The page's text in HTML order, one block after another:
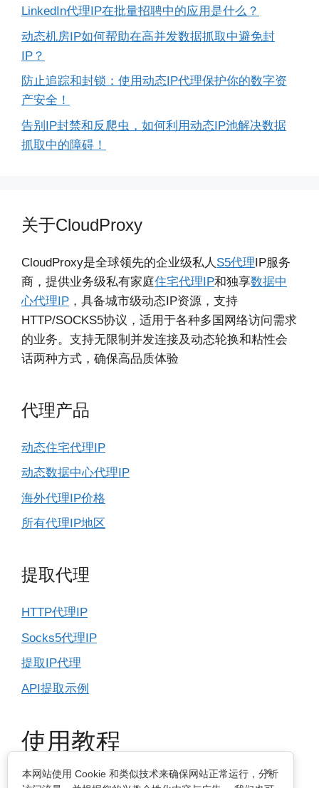
LinkedIn代理IP在批量招聘中的应用是什么？
动态机房IP如何帮助在高并发数据抓取中避免封
IP？
防止追踪和封锁：使用动态IP代理保护你的数字资
产安全！
告别IP封禁和反爬虫，如何利用动态IP池解决数据
抓取中的障碍！
关于CloudProxy
CloudProxy是全球领先的企业级私人 S5代理IP服务
商，提供业务级私有家庭住宅代理IP和独享数据中
心代理IP ，具备城市级动态IP资源，支持
HTTP/SOCKS5协议，适用于各种多国网络访问需求
的业务。支持无限制并发连接及动态轮换和粘性会
话两种方式，确保高品质体验
代理产品
动态住宅代理IP
动态数据中心代理IP
海外代理IP价格
所有代理IP地区
提取代理
HTTP代理IP
Socks5代理IP
提取IP代理
API提取示例
使用教程
×
本网站使用 Cookie 和类似技术来确保网站正常运行，分析